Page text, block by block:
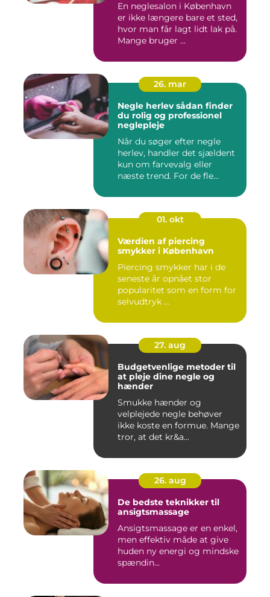
En neglesalon i København
er ikke længere bare et sted,
hvor man får lagt lidt lak på.
Mange bruger ...
26. mar
Negle herlev sådan finder
du rolig og professionel
neglepleje
Når du søger efter negle
herlev, handler det sjældent
kun om farvevalg eller
næste trend. For de fle...
01. okt
Værdien af piercing
smykker i København
Piercing smykker har i de
seneste år opnået stor
popularitet som en form for
selvudtryk ...
27. aug
Budgetvenlige metoder til
at pleje dine negle og
hænder
Smukke hænder og
velplejede negle behøver
ikke koste en formue. Mange
tror, at det kr&a...
26. aug
De bedste teknikker til
ansigtsmassage
Ansigtsmassage er en enkel,
men effektiv måde at give
huden ny energi og mindske
spændin...